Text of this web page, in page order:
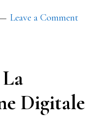
Leave a Comment
Digitale